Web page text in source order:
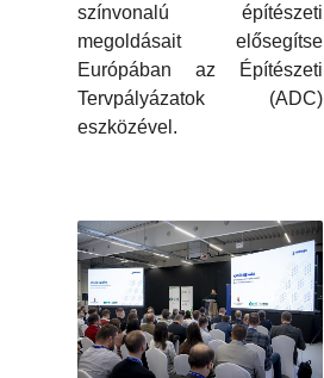
színvonalú építészeti
megoldásait elősegítse
Európában az Építészeti
Tervpályázatok (ADC)
eszközével.